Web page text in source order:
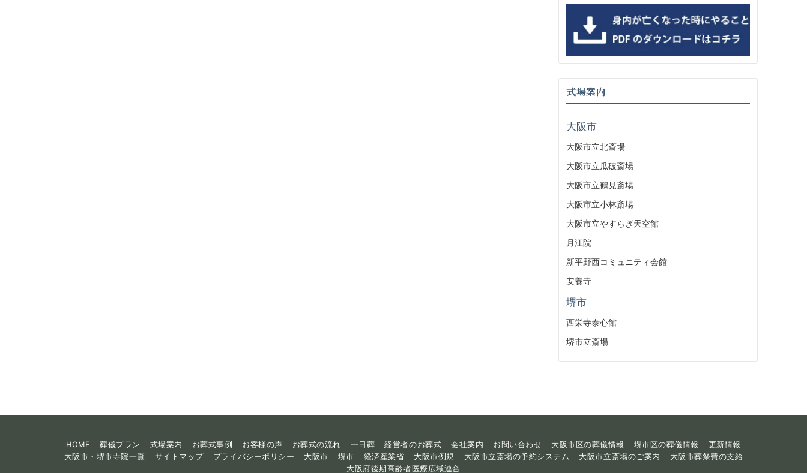
式場案内
大阪市
大阪市立北斎場
大阪市立瓜破斎場
大阪市立鶴見斎場
大阪市立小林斎場
大阪市立やすらぎ天空館
月江院
新平野西コミュニティ会館
安養寺
堺市
西栄寺泰心館
堺市立斎場
HOME 葬儀プラン 式場案内 お葬式事例 お客様の声 お葬式の流れ 一日葬 経営者のお葬式 会社案内 お問い合わせ 大阪市区の葬儀情報 堺市区の葬儀情報
更新情報
大阪市・堺市寺院一覧
サイトマップ プライバシーポリシー 大阪市 堺市 経済産業省 大阪市例規 大阪市立斎場の予約システム 大阪市立斎場のご案内
大阪市葬祭費の支給
大阪府後期高齢者医療広域連合